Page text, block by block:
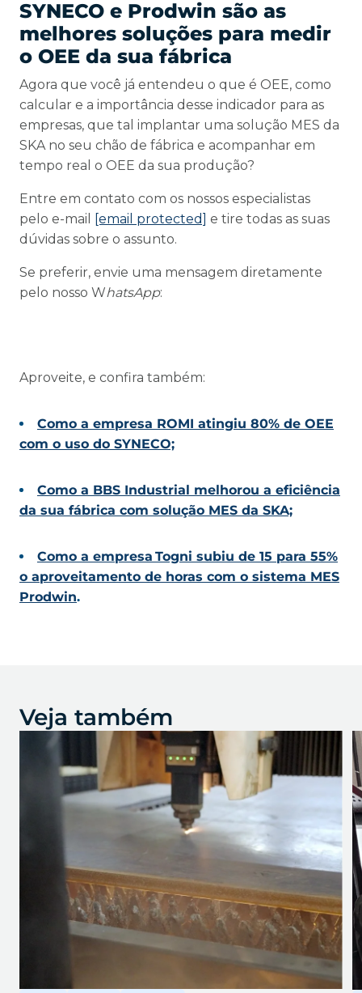
SYNECO e Prodwin são as
melhores soluções para medir
o OEE da sua fábrica
Agora que você já entendeu o que é OEE, como
calcular e a importância desse indicador para as
empresas, que tal implantar uma solução MES da
SKA no seu chão de fábrica e acompanhar em
tempo real o OEE da sua produção?
Entre em contato com os nossos especialistas
pelo e-mail
[email protected] e tire todas as suas
dúvidas sobre o assunto.
Se preferir, envie uma mensagem diretamente
pelo nosso WhatsApp:
Aproveite, e confira também:
Como a empresa ROMI atingiu 80% de OEE
com o uso do SYNECO;
Como a BBS Industrial melhorou a eficiência
da sua fábrica com solução MES da SKA;
Como a empresa Togni subiu de 15 para 55%
o aproveitamento de horas com o sistema MES
Prodwin.
Veja também